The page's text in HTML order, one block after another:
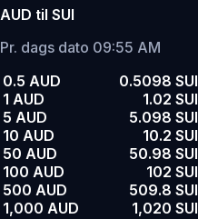
AUD til SUI
Pr. dags dato 09:55 AM
0.5 AUD
0.5098 SUI
1 AUD
1.02 SUI
5 AUD
5.098 SUI
10 AUD
10.2 SUI
50 AUD
50.98 SUI
100 AUD
102 SUI
500 AUD
509.8 SUI
1,000 AUD
1,020 SUI